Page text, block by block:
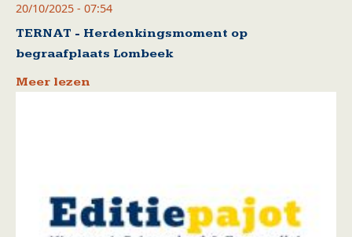
20/10/2025 - 07:54
TERNAT - Herdenkingsmoment op
begraafplaats Lombeek
Meer lezen